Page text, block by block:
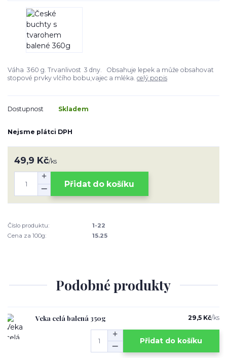
Váha 360 g. Trvanlivost 3 dny. Obsahuje lepek a může obsahovat
stopové prvky vlčího bobu,vajec a mléka. celý popis
Dostupnost Skladem
Nejsme plátci DPH
49,9 Kč/ks
Přidat do košíku
Číslo produktu:
1-22
Cena za 100g:
15.25
Podobné produkty
Veka celá balená 350g 29,5 Kč/ks
Přidat do košíku